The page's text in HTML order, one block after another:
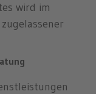
wird im